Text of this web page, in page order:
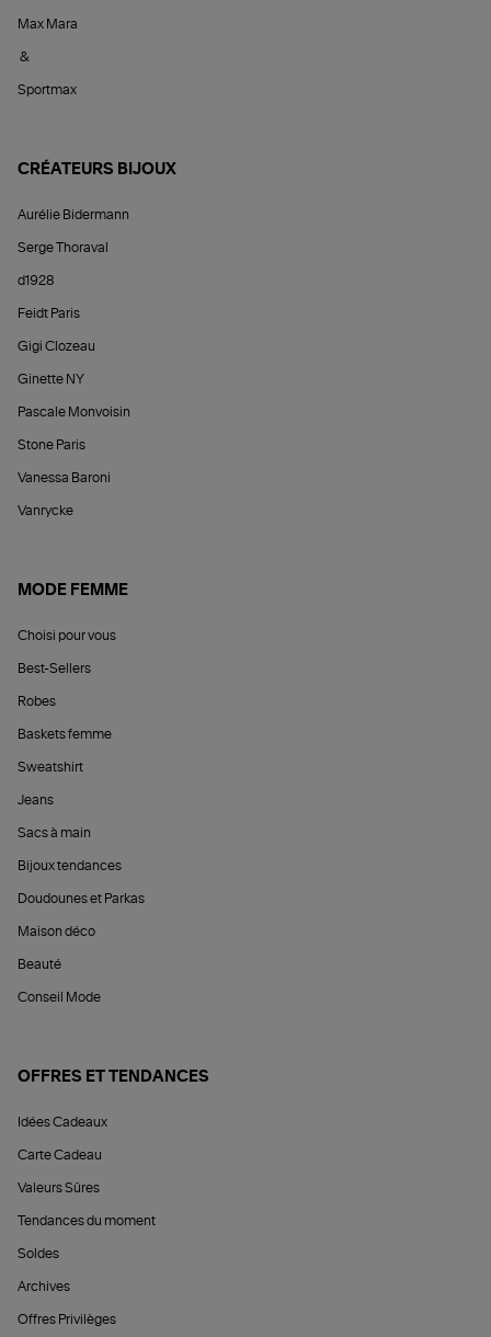
Max Mara
&
Sportmax
CRÉATEURS BIJOUX
Aurélie Bidermann
Serge Thoraval
d1928
Feidt Paris
Gigi Clozeau
Ginette NY
Pascale Monvoisin
Stone Paris
Vanessa Baroni
Vanrycke
MODE FEMME
Choisi pour vous
Best-Sellers
Robes
Baskets femme
Sweatshirt
Jeans
Sacs à main
Bijoux tendances
Doudounes et Parkas
Maison déco
Beauté
Conseil Mode
OFFRES ET TENDANCES
Idées Cadeaux
Carte Cadeau
Valeurs Sûres
Tendances du moment
Soldes
Archives
Offres Privilèges